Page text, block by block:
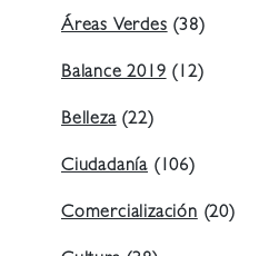
Áreas Verdes (38)
Balance 2019 (12)
Belleza(22)
Ciudadanía (106)
Comercialización (20)